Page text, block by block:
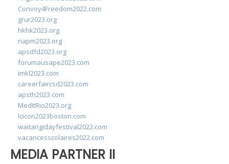
Convoy4Freedom2022.com
grur2023.org
hkhk2023.org
napm2023.org
apsdfd2023.org
forumausape2023.com
imkl2023.com
careerfaircsd2023.com
apsth2023.com
MedItRio2023.org
lcicon2023boston.com
waitangidayfestival2022.com
vacancesscolaires2022.com
MEDIA PARTNER II